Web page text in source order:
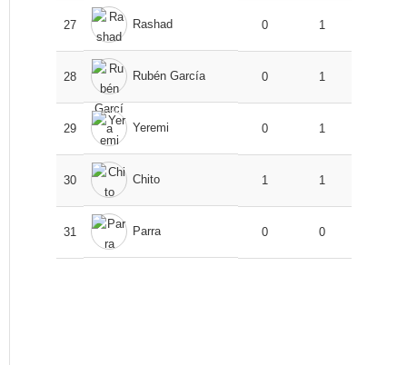
27 Rashad 0 1
28 Rubén García 0 1
29 Yeremi 0 1
30 Chito 1 1
31 Parra 0 0